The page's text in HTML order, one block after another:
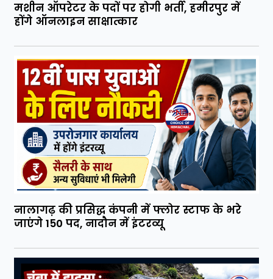
मशीन ऑपरेटर के पदों पर होगी भर्ती, हमीरपुर में
होंगे ऑनलाइन साक्षात्कार
नालागढ़ की प्रसिद्ध कंपनी में फ्लोर स्टाफ के भरे
जाएंगे 150 पद, नादौन में इंटरव्यू